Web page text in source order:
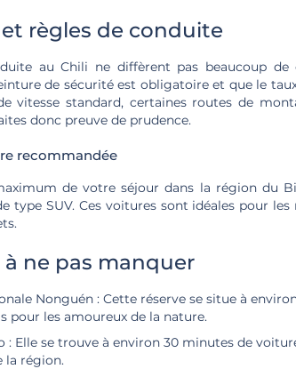
règles de conduite
au Chili ne diffèrent pas beaucoup de
de sécurité est obligatoire et que le
vitesse standard, certaines routes de
donc preuve de prudence.
recommandée
de votre séjour dans la région du
type SUV. Ces voitures sont idéales pour
ne pas manquer
Nonguén : Cette réserve se situe à
pour les amoureux de la nature.
: Elle se trouve à environ 30 minutes de
la région.